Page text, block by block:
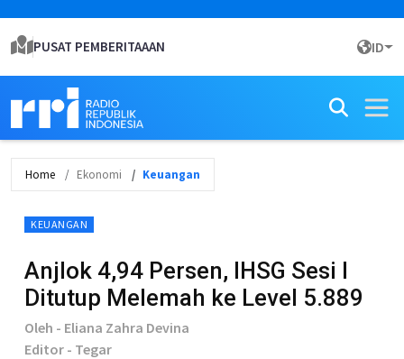
PUSAT PEMBERITAAAN ID
Home Ekonomi Keuangan
KEUANGAN
Anjlok 4,94 Persen, IHSG Sesi I
Ditutup Melemah ke Level 5.889
Oleh - Eliana Zahra Devina
Editor - Tegar